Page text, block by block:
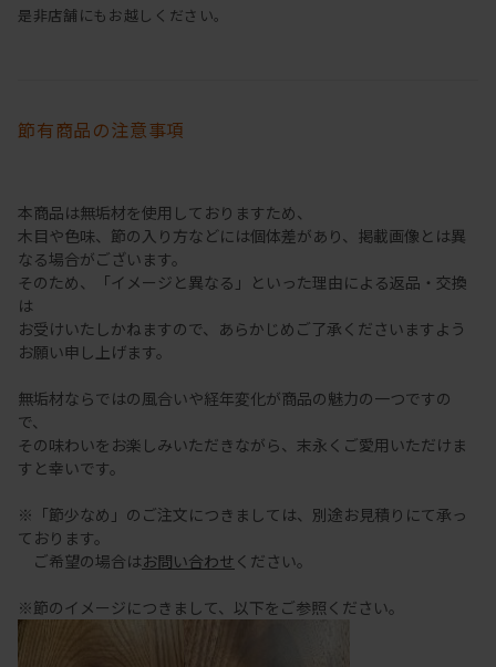
是非店舗にもお越しください。
節有商品の注意事項
本商品は無垢材を使用しておりますため、
木目や色味、節の入り方などには個体差があり、掲載画像とは異
なる場合がございます。
そのため、「イメージと異なる」といった理由による返品・交換
は
お受けいたしかねますので、あらかじめご了承くださいますよう
お願い申し上げます。
無垢材ならではの風合いや経年変化が商品の魅力の一つですの
で、
その味わいをお楽しみいただきながら、末永くご愛用いただけま
すと幸いです。
※「節少なめ」のご注文につきましては、別途お見積りにて承っ
ております。
ご希望の場合はお問い合わせ ください。
※節のイメージにつきまして、以下をご参照ください。